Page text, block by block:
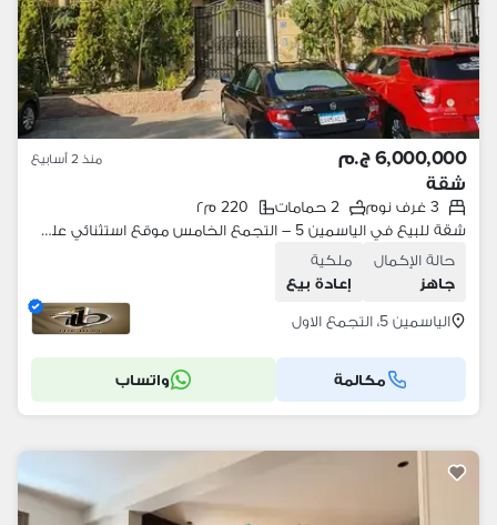
6,000,000 ج.م منذ 2 أسابيع
شقة
3 غرف نوم 2 حمامات
220 م٢
شقة للبيع في الياسمين 5 – التجمع الخامس موقع استثنائي على بُعد دقيقتين فقط من شارع التسعين الشمالي وبالقرب من قصر الكبابجي
حالة الإكمال
جاهز
ملكية
إعادة بيع
الياسمين 5، التجمع الاول
مكالمة واتساب